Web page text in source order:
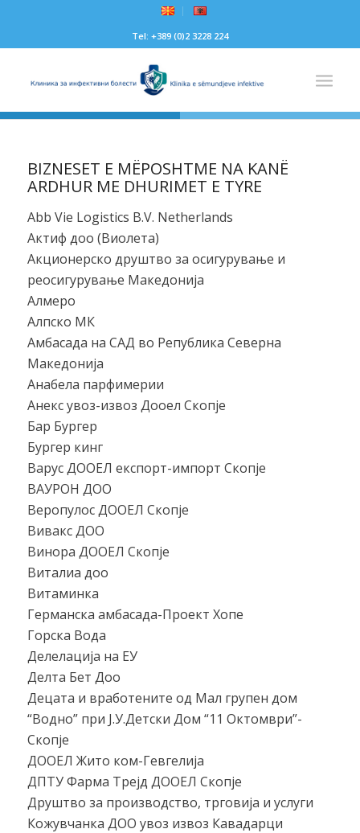
Tel: +389 (0)2 3228 224
BIZNESET E MËPOSHTME NA KANË
ARDHUR ME DHURIMET E TYRE
Abb Vie Logistics B.V. Netherlands
Актиф доо (Виолета)
Акционерско друштво за осигурување и
реосигурување Македонија
Алмеро
Алпско МК
Амбасада на САД во Република Северна
Македонија
Анабела парфимерии
Анекс увоз-извоз Дооел Скопје
Бар Бургер
Бургер кинг
Варус ДООЕЛ експорт-импорт Скопје
ВАУРОН ДОО
Веропулос ДООЕЛ Скопје
Вивакс ДОО
Винора ДООЕЛ Скопје
Виталиа доо
Витаминка
Германска амбасада-Проект Хопе
Горска Вода
Делелација на ЕУ
Делта Бет Доо
Децата и вработените од Мал групен дом
“Водно” при Ј.У.Детски Дом “11 Октомври”-
Скопје
ДООЕЛ Жито ком-Гевгелија
ДПТУ Фарма Трејд ДООЕЛ Скопје
Друштво за производство, трговија и услуги
Кожувчанка ДОО увоз извоз Кавадарци